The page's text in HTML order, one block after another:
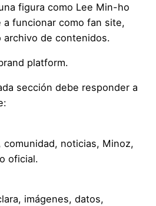
figura como Lee Min-ho
a funcionar como fan site,
de contenidos.
platform.
sección debe responder a
comunidad, noticias, Minoz,
oficial.
imágenes, datos,